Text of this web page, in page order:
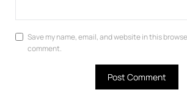
Save my name, email, and website in this
comment.